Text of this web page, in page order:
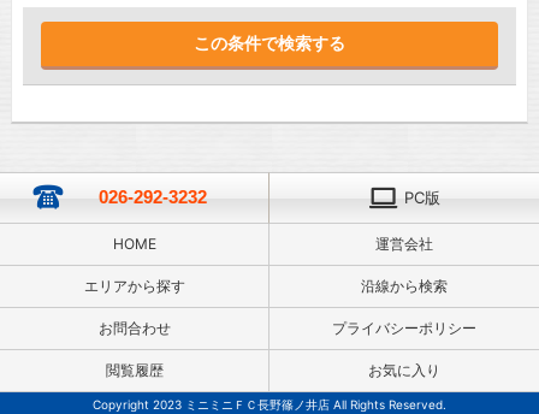
026-292-3232 PC版
HOME 運営会社
エリアから探す 沿線から検索
お問合わせ プライバシーポリシー
閲覧履歴 お気に入り
Copyright 2023 ミニミニＦＣ長野篠ノ井店 All Rights Reserved.